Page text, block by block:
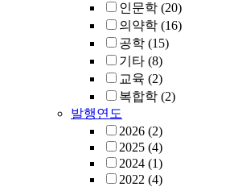
인문학 (20)
의약학 (16)
공학 (15)
기타 (8)
교육 (2)
복합학 (2)
발행연도
2026 (2)
2025 (4)
2024 (1)
2022 (4)